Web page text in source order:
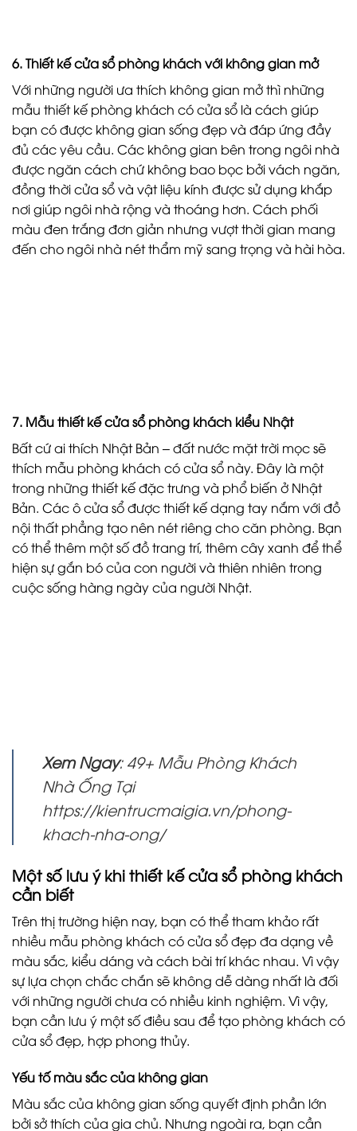
6. Thiết kế cửa sổ phòng khách với không gian mở
Với những người ưa thích không gian mở thì những
mẫu thiết kế phòng khách có cửa sổ là cách giúp
bạn có được không gian sống đẹp và đáp ứng đầy
đủ các yêu cầu. Các không gian bên trong ngôi nhà
được ngăn cách chứ không bao bọc bởi vách ngăn,
đồng thời cửa sổ và vật liệu kính được sử dụng khắp
nơi giúp ngôi nhà rộng và thoáng hơn. Cách phối
màu đen trắng đơn giản nhưng vượt thời gian mang
đến cho ngôi nhà nét thẩm mỹ sang trọng và hài hòa.
7. Mẫu thiết kế cửa sổ phòng khách kiểu Nhật
Bất cứ ai thích Nhật Bản – đất nước mặt trời mọc sẽ
thích mẫu phòng khách có cửa sổ này. Đây là một
trong những thiết kế đặc trưng và phổ biến ở Nhật
Bản. Các ô cửa sổ được thiết kế dạng tay nắm với đồ
nội thất phẳng tạo nên nét riêng cho căn phòng. Bạn
có thể thêm một số đồ trang trí, thêm cây xanh để thể
hiện sự gắn bó của con người và thiên nhiên trong
cuộc sống hàng ngày của người Nhật.
Xem Ngay: 49+ Mẫu Phòng Khách
Nhà Ống Tại
https://kientrucmaigia.vn/phong-
khach-nha-ong/
Một số lưu ý khi thiết kế cửa sổ phòng khách
cần biết
Trên thị trường hiện nay, bạn có thể tham khảo rất
nhiều mẫu phòng khách có cửa sổ đẹp đa dạng về
màu sắc, kiểu dáng và cách bài trí khác nhau. Vì vậy
sự lựa chọn chắc chắn sẽ không dễ dàng nhất là đối
với những người chưa có nhiều kinh nghiệm. Vì vậy,
bạn cần lưu ý một số điều sau để tạo phòng khách có
cửa sổ đẹp, hợp phong thủy.
Yếu tố màu sắc của không gian
Màu sắc của không gian sống quyết định phần lớn
bởi sở thích của gia chủ. Nhưng ngoài ra, bạn cần